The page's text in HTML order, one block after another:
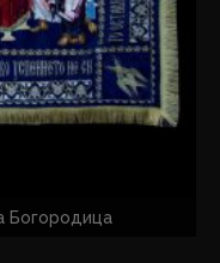
Богородица